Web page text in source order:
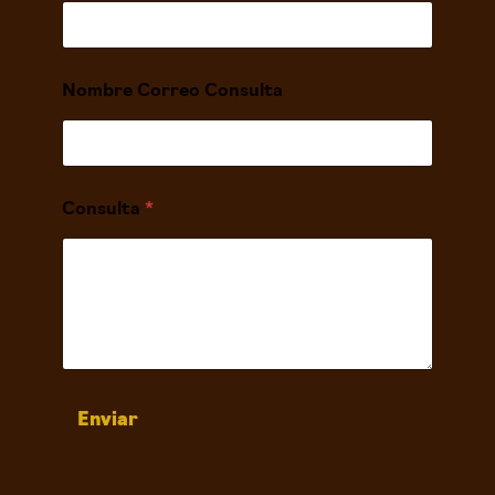
Nombre Correo Consulta
Consulta *
Enviar